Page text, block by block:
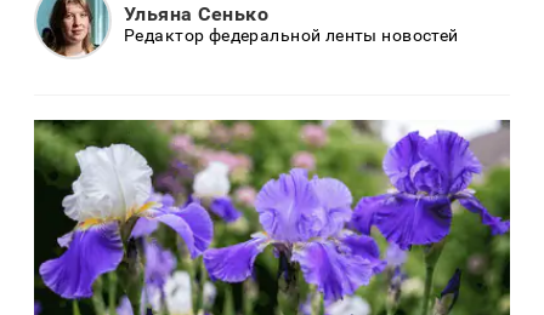
Ульяна Сенько
Редактор федеральной ленты новостей